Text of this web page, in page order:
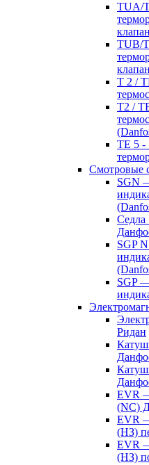
TUA/
TUB/
T 2 /
T2 /
TE 5
Смотровые
SGN
Седла
SGP
SGP
Ридан
EVR
(NC)
EVR
(НЗ)
EVR
(НЗ)